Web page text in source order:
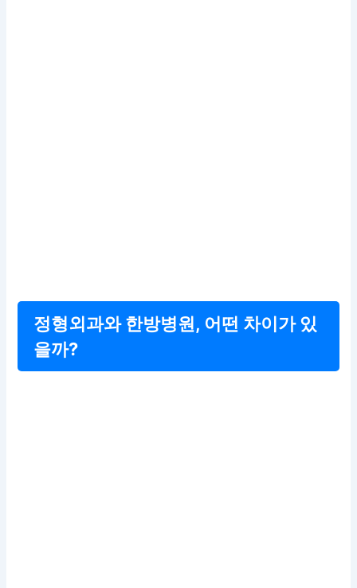
정형외과와 한방병원, 어떤 차이가 있
을까?